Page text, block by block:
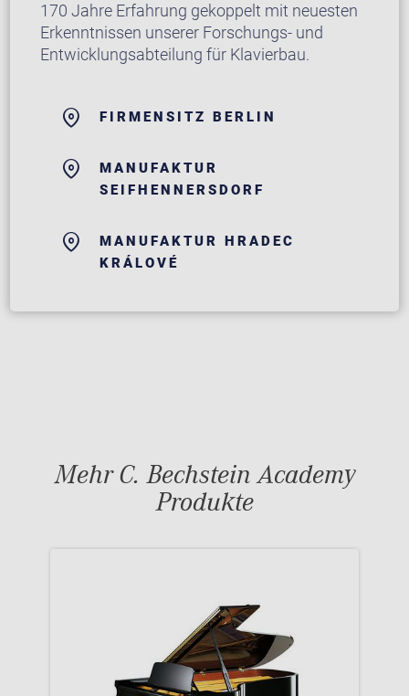
170 Jahre Erfahrung gekoppelt mit neuesten
Erkenntnissen unserer Forschungs- und
Entwicklungsabteilung für Klavierbau.
FIRMENSITZ BERLIN
MANUFAKTUR
SEIFHENNERSDORF
MANUFAKTUR HRADEC
KRÁLOVÉ
Mehr C. Bechstein Academy
Produkte